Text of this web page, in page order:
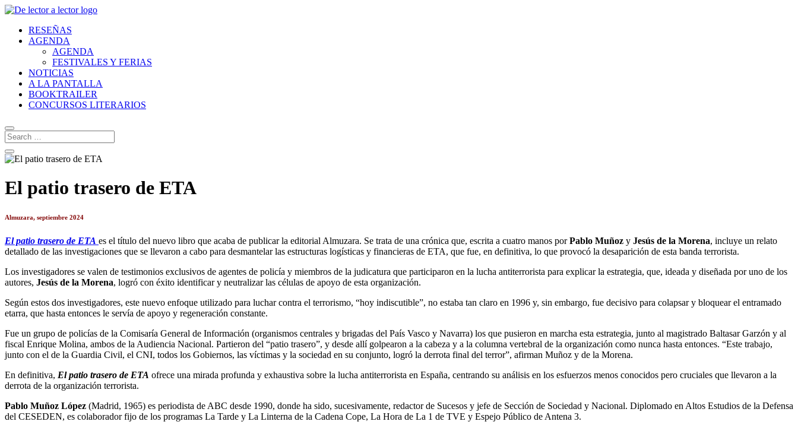
RESEÑAS
AGENDA
AGENDA
FESTIVALES Y FERIAS
NOTICIAS
A LA PANTALLA
BOOKTRAILER
CONCURSOS LITERARIOS
El patio trasero de ETA
Almuzara, septiembre 2024
El patio trasero de ETA es el título del nuevo libro que acaba de publicar la editorial Almuzara. Se trata de una crónica que, escrita a cuatro manos porPablo Muñoz y Jesús de la Morena, incluye un relato
detallado de las investigaciones que se llevaron a cabo para desmantelar las estructuras logísticas y financieras de ETA, que fue, en definitiva, lo que provocó la desaparición de esta banda terrorista.
Los investigadores se valen de testimonios exclusivos de agentes de policía y miembros de la judicatura que participaron en la lucha antiterrorista para explicar la estrategia, que, ideada y diseñada por uno de los
autores, Jesús de la Morena, logró con éxito identificar y neutralizar las células de apoyo de esta organización.
Según estos dos investigadores, este nuevo enfoque utilizado para luchar contra el terrorismo, “hoy indiscutible”, no estaba tan claro en 1996 y, sin embargo, fue decisivo para colapsar y bloquear el entramado
etarra, que hasta entonces le servía de apoyo y regeneración constante.
Fue un grupo de policías de la Comisaría General de Información (organismos centrales y brigadas del País Vasco y Navarra) los que pusieron en marcha esta estrategia, junto al magistrado Baltasar Garzón y al
fiscal Enrique Molina, ambos de la Audiencia Nacional. Partieron del “patio trasero”, y desde allí golpearon a la cabeza y a la columna vertebral de la organización como nunca hasta entonces. “Este trabajo,
junto con el de la Guardia Civil, el CNI, todos los Gobiernos, las víctimas y la sociedad en su conjunto, logró la derrota final del terror”, afirman Muñoz y de la Morena.
En definitiva, El patio trasero de ETA ofrece una mirada profunda y exhaustiva sobre la lucha antiterrorista en España, centrando su análisis en los esfuerzos menos conocidos pero cruciales que llevaron a la
derrota de la organización terrorista.
Pablo Muñoz López (Madrid, 1965) es periodista de ABC desde 1990, donde ha sido, sucesivamente, redactor de Sucesos y jefe de Sección de Sociedad y Nacional. Diplomado en Altos Estudios de la Defensa
del CESEDEN, es colaborador fijo de los programas La Tarde y La Linterna de la Cadena Cope, La Hora de La 1 de TVE y Espejo Público de Antena 3.